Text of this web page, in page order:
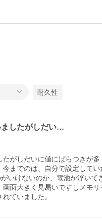
耐久性
ましたがしだい…
たがしだいに値にばらつきが
までのは、自分で設定して
いけないのか、電池が浮いて
面大きく見易いですしメモ
ていました。